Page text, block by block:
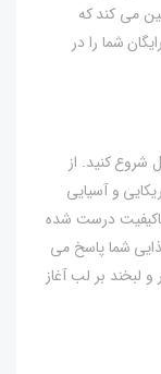
تضمین می کند که
شما را در
شروع کنید. از
و آسیایی
باکیفیت درست شده
شما پاسخ می
لبخند بر لب آغاز